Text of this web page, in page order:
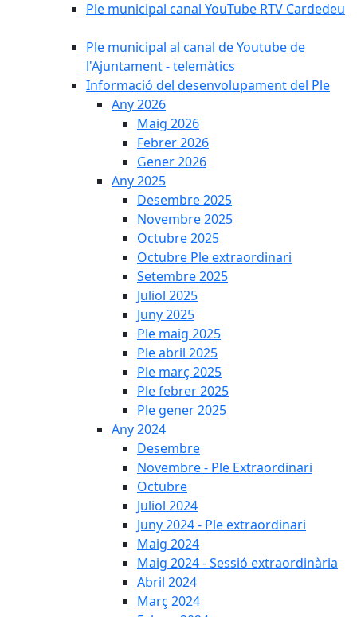
Ple municipal canal YouTube RTV Cardedeu
Ple municipal al canal de Youtube de
l'Ajuntament - telemàtics
Informació del desenvolupament del Ple
Any 2026
Maig 2026
Febrer 2026
Gener 2026
Any 2025
Desembre 2025
Novembre 2025
Octubre 2025
Octubre Ple extraordinari
Setembre 2025
Juliol 2025
Juny 2025
Ple maig 2025
Ple abril 2025
Ple març 2025
Ple febrer 2025
Ple gener 2025
Any 2024
Desembre
Novembre - Ple Extraordinari
Octubre
Juliol 2024
Juny 2024 - Ple extraordinari
Maig 2024
Maig 2024 - Sessió extraordinària
Abril 2024
Març 2024